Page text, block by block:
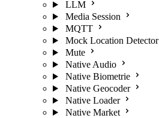
LLM
Media Session
MQTT
Mock Location Detector
Mute
Native Audio
Native Biometrie
Native Geocoder
Native Loader
Native Market